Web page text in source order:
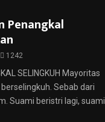
Penangkal
1242
SELINGKUH Mayoritas
Sebab dari
Suami beristri lagi, suami